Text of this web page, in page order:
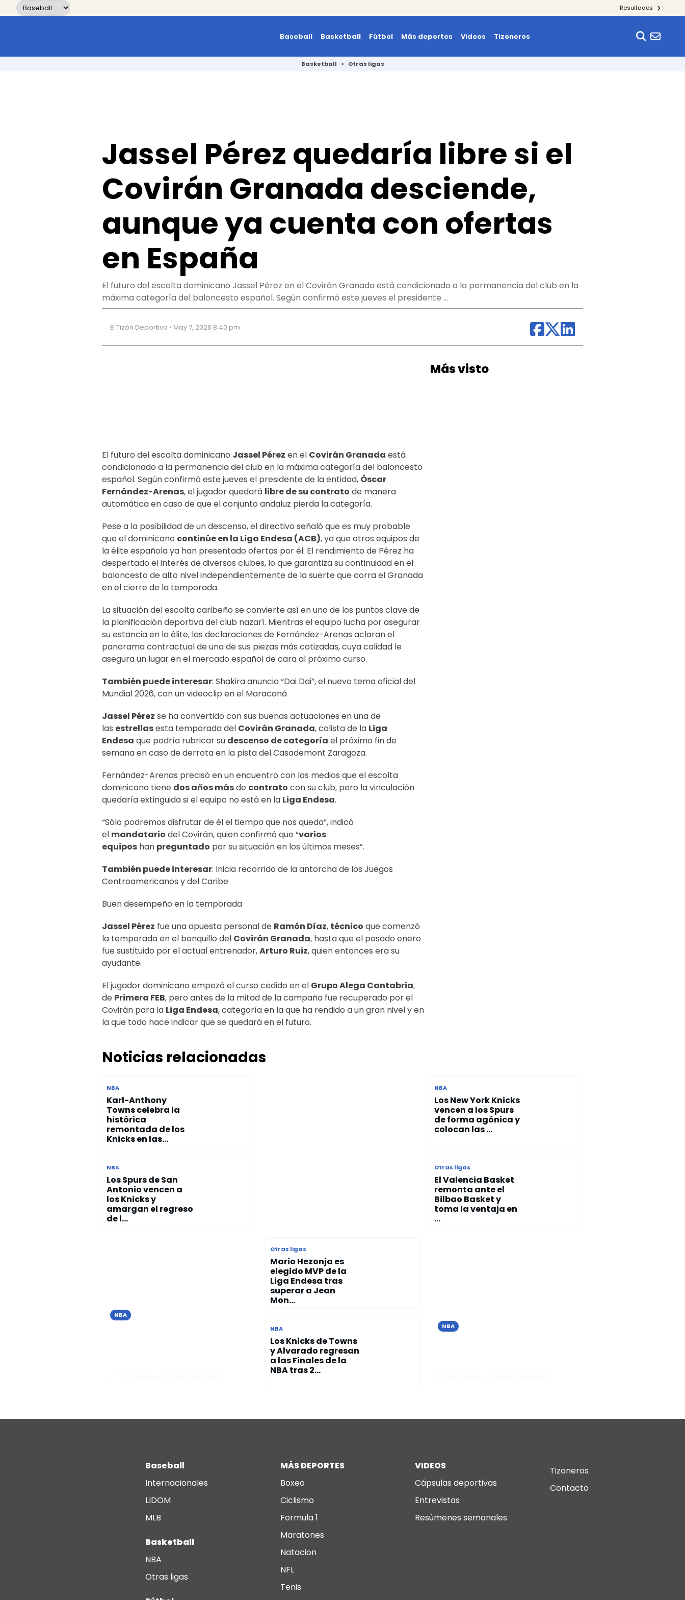
Skip to content Resultados
Baseball Basketball Fútbol Más deportes Videos Tizoneros
Basketball > Otras ligas
Jassel Pérez quedaría libre si el
Covirán Granada desciende,
aunque ya cuenta con ofertas
en España
El futuro del escolta dominicano Jassel Pérez en el Covirán Granada está condicionado a la permanencia del club en la
máxima categoría del baloncesto español. Según confirmó este jueves el presidente …
El Tizón Deportivo • May 7, 2026 8:40 pm
El futuro del escolta dominicano Jassel Pérez en el Covirán Granada está
condicionado a la permanencia del club en la máxima categoría del baloncesto
español. Según confirmó este jueves el presidente de la entidad, Óscar
Fernández-Arenas, el jugador quedará libre de su contrato de manera
automática en caso de que el conjunto andaluz pierda la categoría.
Pese a la posibilidad de un descenso, el directivo señaló que es muy probable
que el dominicano continúe en la Liga Endesa (ACB), ya que otros equipos de
la élite española ya han presentado ofertas por él. El rendimiento de Pérez ha
despertado el interés de diversos clubes, lo que garantiza su continuidad en el
baloncesto de alto nivel independientemente de la suerte que corra el Granada
en el cierre de la temporada.
La situación del escolta caribeño se convierte así en uno de los puntos clave de
la planificación deportiva del club nazarí. Mientras el equipo lucha por asegurar
su estancia en la élite, las declaraciones de Fernández-Arenas aclaran el
panorama contractual de una de sus piezas más cotizadas, cuya calidad le
asegura un lugar en el mercado español de cara al próximo curso.
También puede interesar: Shakira anuncia “Dai Dai”, el nuevo tema oficial del
Mundial 2026, con un videoclip en el Maracaná
Jassel Pérez se ha convertido con sus buenas actuaciones en una de
las estrellasesta temporada del Covirán Granada, colista de la Liga
Endesa que podría rubricar su descenso de categoría el próximo fin de
semana en caso de derrota en la pista del Casademont Zaragoza.
Fernández-Arenas precisó en un encuentro con los medios que el escolta
dominicano tiene dos años másde contrato con su club, pero la vinculación
quedaría extinguida si el equipo no está en la Liga Endesa.
“Sólo podremos disfrutar de él el tiempo que nos queda”, indicó
el mandatario del Covirán, quien confirmó que “varios
equipos han preguntado por su situación en los últimos meses”.
También puede interesar: Inicia recorrido de la antorcha de los Juegos
Centroamericanos y del Caribe
Buen desempeño en la temporada
Jassel Pérez fue una apuesta personal de Ramón Díaz, técnico que comenzó
la temporada en el banquillo del Covirán Granada, hasta que el pasado enero
fue sustituido por el actual entrenador,Arturo Ruiz, quien entonces era su
ayudante.
El jugador dominicano empezó el curso cedido en el Grupo Alega Cantabria,
de Primera FEB, pero antes de la mitad de la campaña fue recuperado por el
Covirán para la Liga Endesa, categoría en la que ha rendido a un gran nivel y en
la que todo hace indicar que se quedará en el futuro.
Más visto
Noticias relacionadas
NBA
Karl-Anthony
Towns celebra la
histórica
remontada de los
Knicks en las...
NBA
Los Spurs de San
Antonio vencen a
los Knicks y
amargan el regreso
de l...
NBA
Los New York Knicks
vencen a los Spurs
de forma agónica y
colocan las ...
Otras ligas
El Valencia Basket
remonta ante el
Bilbao Basket y
toma la ventaja en
...
NBA
Otras ligas
Mario Hezonja es
elegido MVP de la
Liga Endesa tras
superar a Jean
Mon...
NBA
Los Knicks de Towns
y Alvarado regresan
a las Finales de la
NBA tras 2...
NBA
Baseball
Internacionales
LIDOM
MLB
Basketball
NBA
Otras ligas
MÁS DEPORTES
Boxeo
Ciclismo
Formula 1
Maratones
Natacion
NFL
Tenis
VIDEOS
Cápsulas deportivas
Entrevistas
Resúmenes semanales
Tizoneros
Contacto